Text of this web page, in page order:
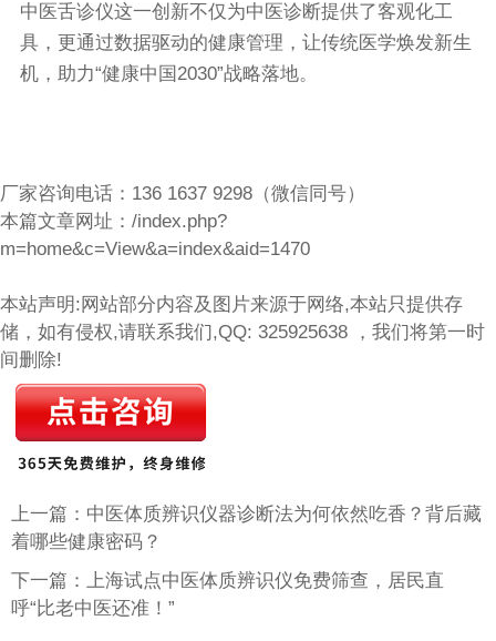
中医舌诊仪这一创新不仅为中医诊断提供了客观化工
具，更通过数据驱动的健康管理，让传统医学焕发新生
机，助力“健康中国2030”战略落地。
厂家咨询电话：136 1637 9298（微信同号）
本篇文章网址： /index.php?
m=home&c=View&a=index&aid=1470
本站声明:网站部分内容及图片来源于网络,本站只提供存
储，如有侵权,请联系我们,QQ: 325925638 ，我们将第一时
间删除!
上一篇：中医体质辨识仪器诊断法为何依然吃香？背后藏
着哪些健康密码？
下一篇：上海试点中医体质辨识仪免费筛查，居民直
呼“比老中医还准！”